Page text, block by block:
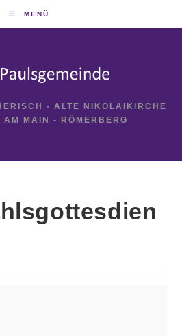
MENÜ
- ALTE NIKOLAIKIRCHE
MAIN - RÖMERBERG